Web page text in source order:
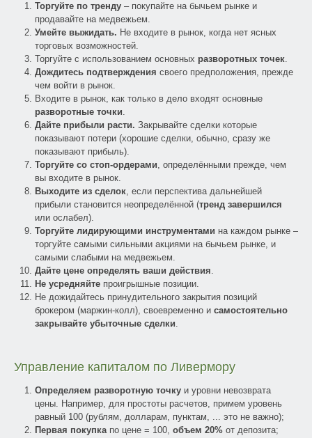
Торгуйте по тренду – покупайте на бычьем рынке и
продавайте на медвежьем.
Умейте выжидать. Не входите в рынок, когда нет ясных
торговых возможностей.
Торгуйте с использованием основных разворотных точек.
Дождитесь подтверждения своего предположения, прежде
чем войти в рынок.
Входите в рынок, как только в дело входят основные
разворотные точки.
Дайте прибыли расти. Закрывайте сделки которые
показывают потери (хорошие сделки, обычно, сразу же
показывают прибыль).
Торгуйте со стоп-ордерами, определёнными прежде, чем
вы входите в рынок.
Выходите из сделок, если перспектива дальнейшей
прибыли становится неопределённой (тренд завершился
или ослабел).
Торгуйте лидирующими инструментами на каждом рынке –
торгуйте самыми сильными акциями на бычьем рынке, и
самыми слабыми на медвежьем.
Дайте цене определять ваши действия.
Не усредняйте проигрышные позиции.
Не дожидайтесь принудительного закрытия позиций
брокером (маржин-колл), своевременно и самостоятельно
закрывайте убыточные сделки.
Управление капиталом по Ливермору
Определяем разворотную точку и уровни невозврата
цены. Например, для простоты расчетов, примем уровень
равный 100 (рублям, долларам, пунктам, ... это не важно);
Первая покупкапо цене = 100, объем 20% от депозита;